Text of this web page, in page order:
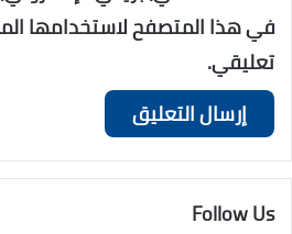
في هذا المتصفح لاستخدامها
تعليقي.
Follow Us